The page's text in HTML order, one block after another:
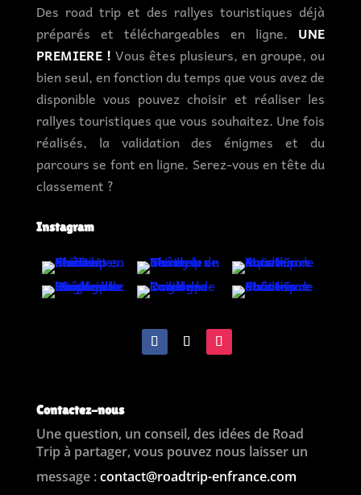
Des road trip et des rallyes touristiques déjà
préparés et téléchargeables en ligne. UNE
PREMIERE ! Vous êtes plusieurs, en groupe, ou
bien seul, en fonction du temps que vous avez de
disponible vous pouvez choisir et réaliser les
rallyes touristiques que vous souhaitez. Une fois
réalisés, la validation des énigmes et du
parcours se font en ligne. Serez-vous en tête du
classement ?
Instagram
Contactez-nous
Une question, un conseil, des idées de Road
Trip à partager, vous pouvez nous laisser un
message :contact@roadtrip-enfrance.com